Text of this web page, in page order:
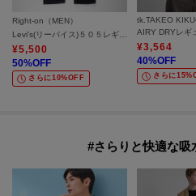
Right-on（MEN）
Levi's(リーバイス)５０５レギュラー
¥5,500
50%OFF
さらに10%OFF
tk.TAKEO
¥3,564
40%OFF
さらに
#さらりと快適な吸